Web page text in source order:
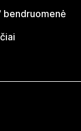
bendruomenė